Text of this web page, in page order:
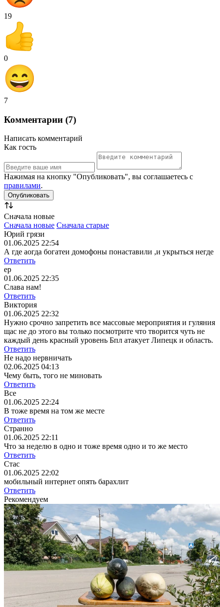
19
0
7
Комментарии (7)
Написать комментарий
Как гость
Нажимая на кнопку "Опубликовать", вы соглашаетесь с
правилами.
Сначала новые
Сначала новые Сначала старые
Юрий грязи
01.06.2025 22:54
А где аогда богатеи домофоны понаставили ,и укрыться негде
Ответить
ер
01.06.2025 22:35
Слава нам!
Ответить
Виктория
01.06.2025 22:32
Нужно срочно запретить все массовые мероприятия и гуляния
щас не до этого вы только посмотрите что творится чуть не
каждый день красный уровень Бпл атакует Липецк и область.
Ответить
Не надо нервничать
02.06.2025 04:13
Чему быть, того не миновать
Ответить
Все
01.06.2025 22:24
В тоже время на том же месте
Ответить
Странно
01.06.2025 22:11
Что за неделю в одно и тоже время одно и то же место
Ответить
Стас
01.06.2025 22:02
мобильный интернет опять барахлит
Ответить
Рекомендуем